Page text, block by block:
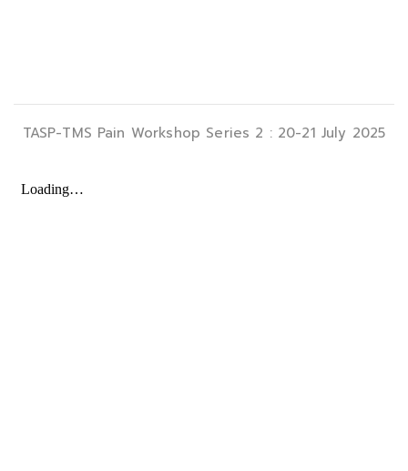
TASP-TMS Pain Workshop Series 2 : 20-21 July 2025